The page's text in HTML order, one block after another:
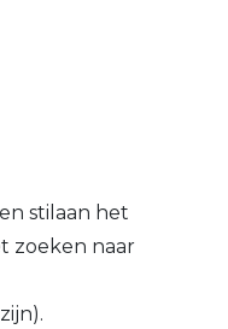
stilaan het
zoeken naar